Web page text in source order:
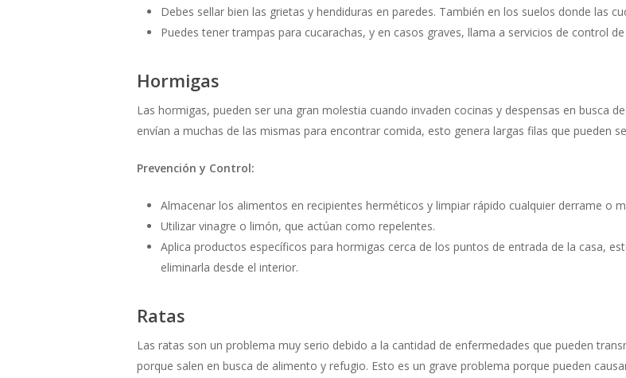
Debes sellar bien las grietas y hendiduras en paredes. También en los suelos donde las
Puedes tener trampas para cucarachas, y en casos graves, llama a servicios de control de
Hormigas
Las hormigas, pueden ser una gran molestia cuando invaden cocinas y despensas en busca
envían a muchas de las mismas para encontrar comida, esto genera largas filas que pueden
Prevención y Control:
Almacenar los alimentos en recipientes herméticos y limpiar rápido cualquier derrame o
Utilizar vinagre o limón, que actúan como repelentes.
Aplica productos específicos para hormigas cerca de los puntos de entrada de la casa,
eliminarla desde el interior.
Ratas
Las ratas son un problema muy serio debido a la cantidad de enfermedades que pueden
porque salen en busca de alimento y refugio. Esto es un grave problema porque pueden